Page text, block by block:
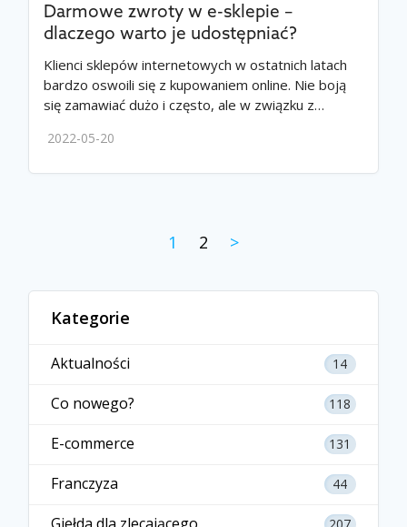
Darmowe zwroty w e-sklepie –
dlaczego warto je udostępniać?
Klienci sklepów internetowych w ostatnich latach
bardzo oswoili się z kupowaniem online. Nie boją
się zamawiać dużo i często, ale w związku z…
2022-05-20
1 2 >
Kategorie
Aktualności 14
Co nowego? 118
E-commerce 131
Franczyza 44